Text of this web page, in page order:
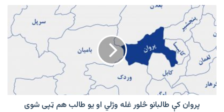
پروان
کې
طالبانو
غله
وژلي
یو
طالب
پروان کې طالبانو څلور غله وژلي او یو طالب هم ټپی شوی